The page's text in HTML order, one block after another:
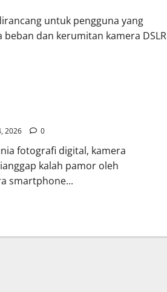
untuk pengguna yang
beban dan kerumitan kamera DSLR
2026 0
fotografi digital, kamera
kalah pamor oleh
smartphone...